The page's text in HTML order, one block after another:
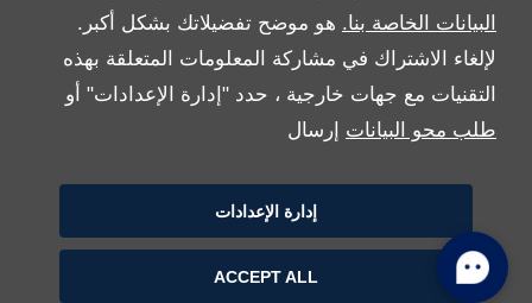
البيانات الخاصة بنا. هو موضح تفضيلاتك بشكل أكبر.
لإلغاء الاشتراك في مشاركة المعلومات المتعلقة بهذه
التقنيات مع جهات خارجية ، حدد "إدارة الإعدادات" أو
طلب محو البيانات إرسال
إدارة الإعدادات
ACCEPT ALL
Follow بريمير موتورز
Copyright © 2026 بريمير موتورز